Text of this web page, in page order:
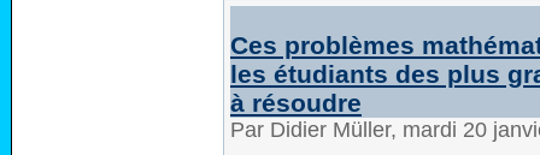
Ces problèmes
les étudiants des plus
à résoudre
Par Didier Müller, mardi 20